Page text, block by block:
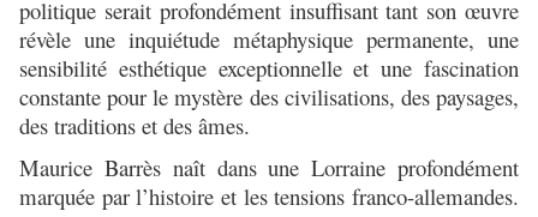
politique serait profondément insuffisant tant son œuvre
révèle une inquiétude métaphysique permanente, une
sensibilité esthétique exceptionnelle et une fascination
constante pour le mystère des civilisations, des paysages,
des traditions et des âmes.
Maurice Barrès naît dans une Lorraine profondément
marquée par l’histoire et les tensions franco-allemandes.